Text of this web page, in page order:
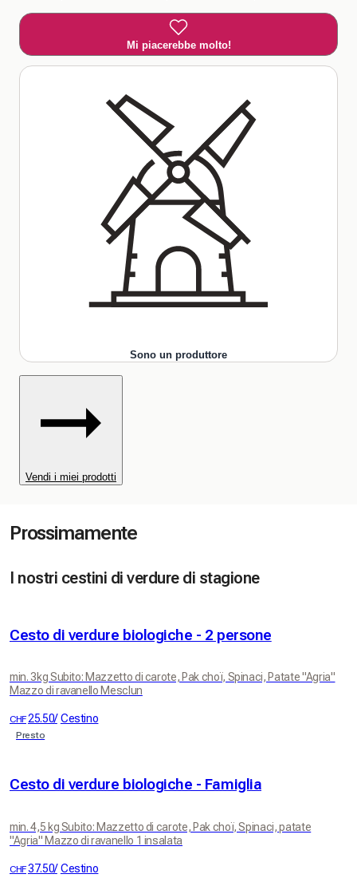
Mi piacerebbe molto!
Sono un produttore
Vendi i miei prodotti
Prossimamente
I nostri cestini di verdure di stagione
Cesto di verdure biologiche - 2 persone
min. 3kg Subito: Mazzetto di carote, Pak choï, Spinaci, Patate "Agria"
Mazzo di ravanello Mesclun
CHF25.50/ Cestino
Presto
Cesto di verdure biologiche - Famiglia
min. 4,5 kg Subito: Mazzetto di carote, Pak choï, Spinaci, patate
"Agria" Mazzo di ravanello 1 insalata
CHF37.50/ Cestino